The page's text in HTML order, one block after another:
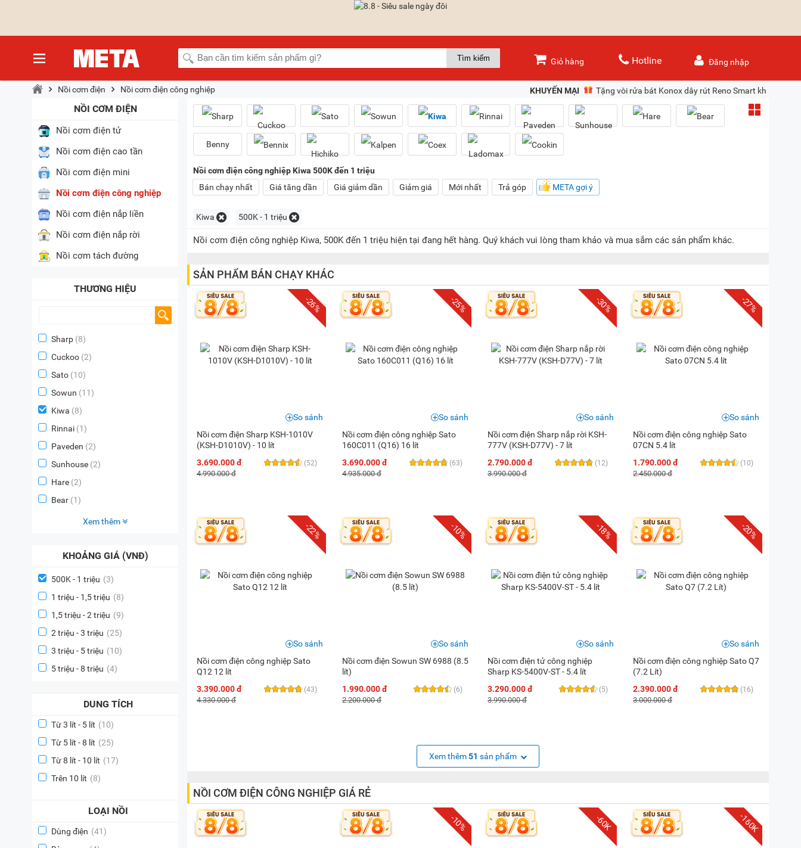
Đăng nhập
Giỏ hàng Hotline
KHUYẾN MẠI Tặng vòi rửa bát Konox dây rút Reno Smart khi mua
Nồi cơm điện Nồi cơm điện công nghiệp
NỒI CƠM ĐIỆN
Nồi cơm điện tử
Nồi cơm điện cao tần
Nồi cơm điện mini
Nồi cơm điện công nghiệp
Nồi cơm điện nắp liền
Nồi cơm điện nắp rời
Nồi cơm tách đường
THƯƠNG HIỆU
Sharp (8)
Cuckoo (2)
Sato (10)
Sowun (11)
Kiwa (8)
Rinnai (1)
Paveden (2)
Sunhouse (2)
Hare (2)
Bear (1)
Xem thêm
KHOẢNG GIÁ (VNĐ)
500K - 1 triệu (3)
1 triệu - 1,5 triệu (8)
1,5 triệu - 2 triệu (9)
2 triệu - 3 triệu (25)
3 triệu - 5 triệu (10)
5 triệu - 8 triệu (4)
DUNG TÍCH
Từ 3 lít - 5 lít (10)
Từ 5 lít - 8 lít (25)
Từ 8 lít - 10 lít (17)
Trên 10 lít (8)
LOẠI NỒI
Dùng điện (41)
Benny
Nồi cơm điện công nghiệp Kiwa 500K đến 1 triệu
Bán chạy nhất
Giá tăng dần Giá giảm dần Giảm giá Mới nhất Trả góp META gợi ý
Kiwa 500K - 1 triệu
Nồi cơm điện công nghiệp Kiwa, 500K đến 1 triệu hiện tại đang hết hàng. Quý khách vui lòng tham khảo và mua sắm các sản phẩm khác.
SẢN PHẨM BÁN CHẠY KHÁC
-26%
Nồi cơm điện Sharp KSH-1010V
(KSH-D1010V) - 10 lít
(52)
3.690.000 đ
4.990.000 đ
So sánh
-25%
Nồi cơm điện công nghiệp Sato
160C011 (Q16) 16 lít
(63)
3.690.000 đ
4.935.000 đ
So sánh
-30%
Nồi cơm điện Sharp nắp rời KSH-
777V (KSH-D77V) - 7 lít
(12)
2.790.000 đ
3.990.000 đ
So sánh
-27%
Nồi cơm điện công nghiệp Sato
07CN 5.4 lít
(10)
1.790.000 đ
2.450.000 đ
So sánh
-22%
Nồi cơm điện công nghiệp Sato
Q12 12 lít
(43)
3.390.000 đ
4.330.000 đ
So sánh
-10%
Nồi cơm điện Sowun SW 6988 (8.5
lít)
(6)
1.990.000 đ
2.200.000 đ
So sánh
-18%
Nồi cơm điện tử công nghiệp
Sharp KS-5400V-ST - 5.4 lít
(5)
3.290.000 đ
3.990.000 đ
So sánh
-20%
Nồi cơm điện công nghiệp Sato Q7
(7.2 Lít)
(16)
2.390.000 đ
3.000.000 đ
So sánh
Xem thêm51 sản phẩm
NỒI CƠM ĐIỆN CÔNG NGHIỆP GIÁ RẺ
-10% -60K -160K